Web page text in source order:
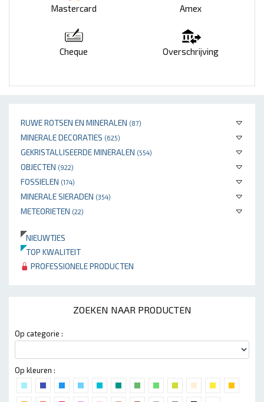
RUWE ROTSEN EN MINERALEN (87)
MINERALE DECORATIES (625)
GEKRISTALLISEERDE MINERALEN (554)
OBJECTEN (922)
FOSSIELEN (174)
MINERALE SIERADEN (354)
METEORIETEN (22)
NIEUWTJES
TOP KWALITEIT
PROFESSIONELE PRODUCTEN
ZOEKEN NAAR PRODUCTEN
Op categorie :
Op kleuren :
Mastercard Amex
Cheque Overschrijving